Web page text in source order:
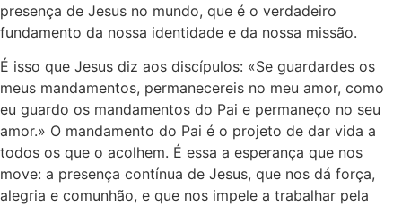
presença de Jesus no mundo, que é o verdadeiro
fundamento da nossa identidade e da nossa missão.
É isso que Jesus diz aos discípulos: «Se guardardes os
meus mandamentos, permanecereis no meu amor, como
eu guardo os mandamentos do Pai e permaneço no seu
amor.» O mandamento do Pai é o projeto de dar vida a
todos os que o acolhem. É essa a esperança que nos
move: a presença contínua de Jesus, que nos dá força,
alegria e comunhão, e que nos impele a trabalhar pela